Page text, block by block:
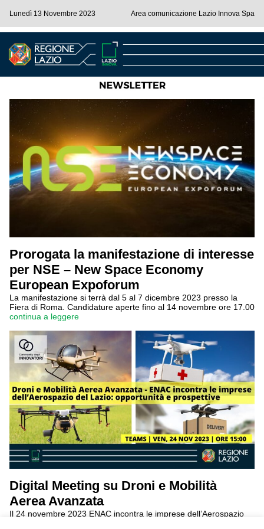
Lunedì 13 Novembre 2023 Area comunicazione Lazio Innova Spa
Prorogata la manifestazione di interesse
per NSE – New Space Economy
European Expoforum
La manifestazione si terrà dal 5 al 7 dicembre 2023 presso la
Fiera di Roma. Candidature aperte fino al 14 novembre ore 17.00
continua a leggere
Digital Meeting su Droni e Mobilità
Aerea Avanzata
Il 24 novembre 2023 ENAC incontra le imprese dell’Aerospazio